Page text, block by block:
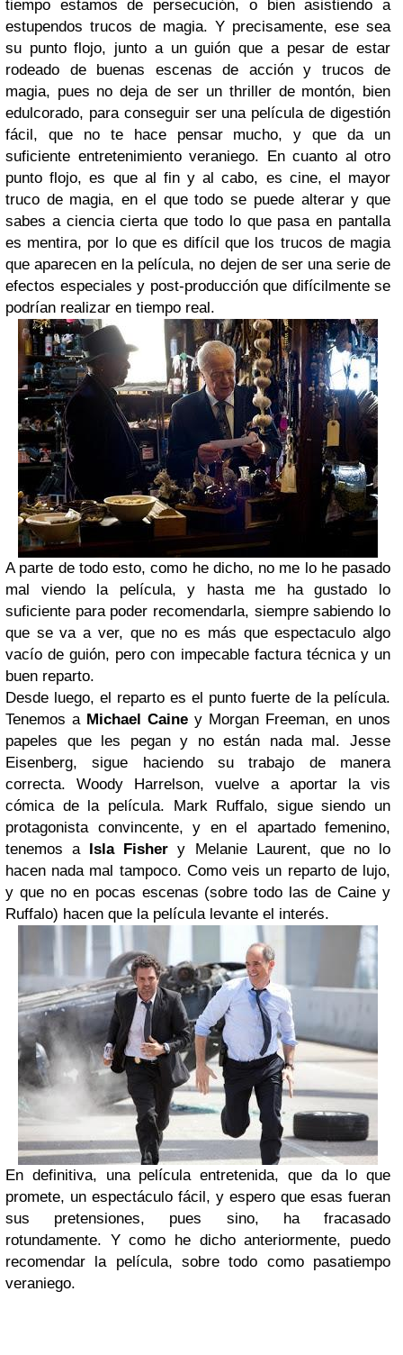
tiempo estamos de persecución, o bien asistiendo a
estupendos trucos de magia. Y precisamente, ese sea
su punto flojo, junto a un guión que a pesar de estar
rodeado de buenas escenas de acción y trucos de
magia, pues no deja de ser un thriller de montón, bien
edulcorado, para conseguir ser una película de digestión
fácil, que no te hace pensar mucho, y que da un
suficiente entretenimiento veraniego. En cuanto al otro
punto flojo, es que al fin y al cabo, es cine, el mayor
truco de magia, en el que todo se puede alterar y que
sabes a ciencia cierta que todo lo que pasa en pantalla
es mentira, por lo que es difícil que los trucos de magia
que aparecen en la película, no dejen de ser una serie de
efectos especiales y post-producción que difícilmente se
podrían realizar en tiempo real.
A parte de todo esto, como he dicho, no me lo he pasado
mal viendo la película, y hasta me ha gustado lo
suficiente para poder recomendarla, siempre sabiendo lo
que se va a ver, que no es más que espectaculo algo
vacío de guión, pero con impecable factura técnica y un
buen reparto.
Desde luego, el reparto es el punto fuerte de la película.
Tenemos a Michael Caine y Morgan Freeman, en unos
papeles que les pegan y no están nada mal. Jesse
Eisenberg, sigue haciendo su trabajo de manera
correcta. Woody Harrelson, vuelve a aportar la vis
cómica de la película. Mark Ruffalo, sigue siendo un
protagonista convincente, y en el apartado femenino,
tenemos a Isla Fisher y Melanie Laurent, que no lo
hacen nada mal tampoco. Como veis un reparto de lujo,
y que no en pocas escenas (sobre todo las de Caine y
Ruffalo) hacen que la película levante el interés.
En definitiva, una película entretenida, que da lo que
promete, un espectáculo fácil, y espero que esas fueran
sus pretensiones, pues sino, ha fracasado
rotundamente. Y como he dicho anteriormente, puedo
recomendar la película, sobre todo como pasatiempo
veraniego.